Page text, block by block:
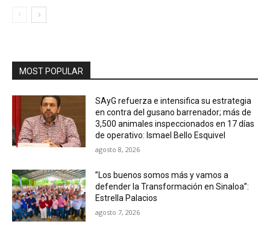
MOST POPULAR
SAyG refuerza e intensifica su estrategia
en contra del gusano barrenador; más de
3,500 animales inspeccionados en 17 días
de operativo: Ismael Bello Esquivel
agosto 8, 2026
”Los buenos somos más y vamos a
defender la Transformación en Sinaloa”:
Estrella Palacios
agosto 7, 2026